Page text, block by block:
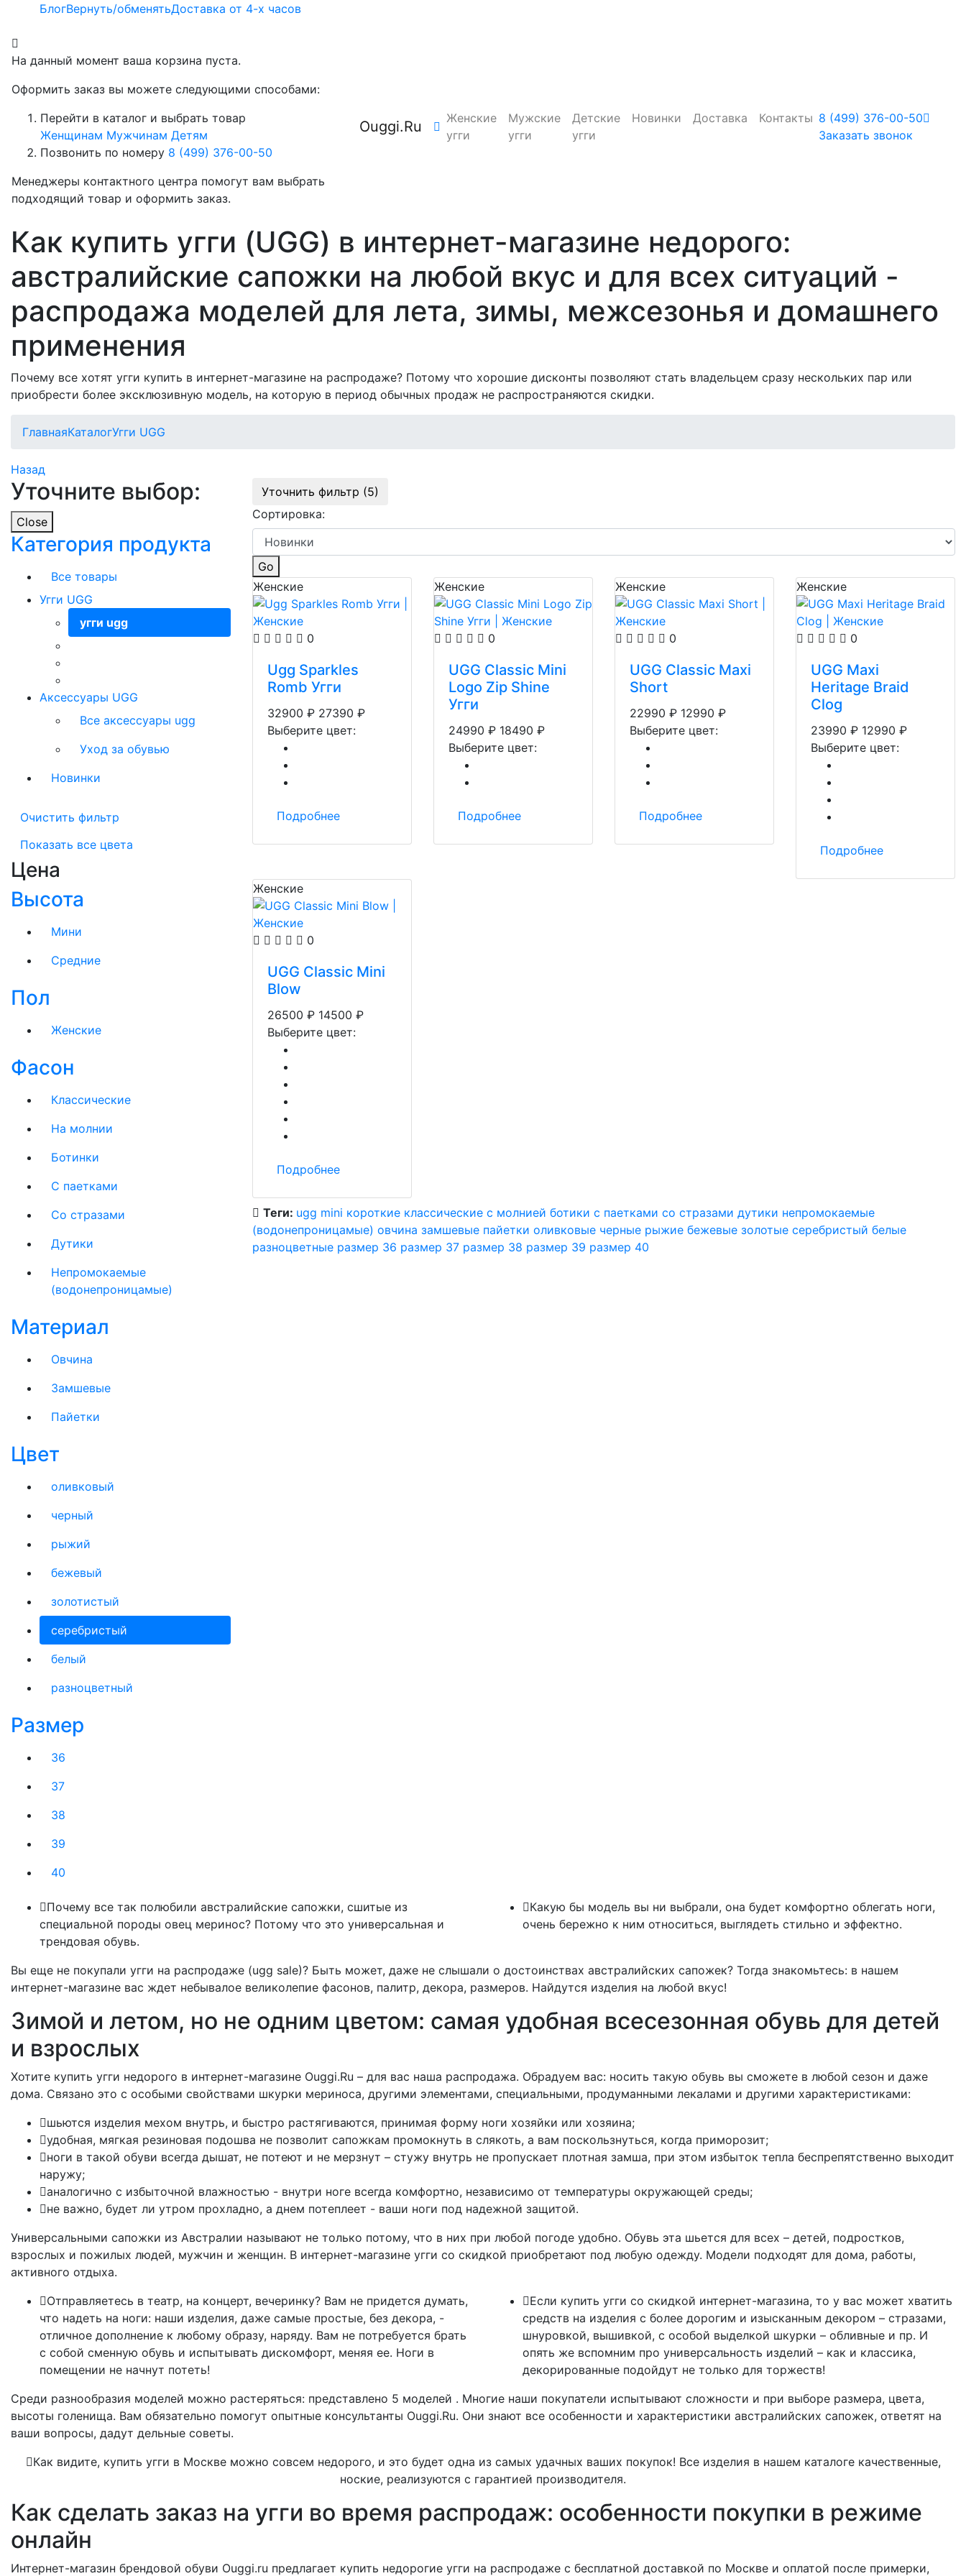
БлогВернуть/обменятьДоставка от 4-х часов
На данный момент ваша корзина пуста.
Оформить заказ вы можете следующими способами:
Перейти в каталог и выбрать товар
Женщинам Мужчинам Детям
Позвонить по номеру 8 (499) 376-00-50
Менеджеры контактного центра помогут вам выбрать
подходящий товар и оформить заказ.
Ouggi.Ru
Женские
угги
Мужские
угги
Детские
угги
Новинки Доставка Контакты 8 (499) 376-00-50
Заказать звонок
Как купить угги (UGG) в интернет-магазине недорого:
австралийские сапожки на любой вкус и для всех ситуаций -
распродажа моделей для лета, зимы, межсезонья и домашнего
применения
Почему все хотят угги купить в интернет-магазине на распродаже? Потому что хорошие дисконты позволяют стать владельцем сразу нескольких пар или
приобрести более эксклюзивную модель, на которую в период обычных продаж не распространяются скидки.
ГлавнаяКаталогУгги UGG
Назад
Уточните выбор:
Close
Категория продукта
Все товары
Угги UGG
угги ugg
Аксессуары UGG
Все аксессуары ugg
Уход за обувью
Новинки
Очистить фильтр
Показать все цвета
Цена
Высота
Мини
Средние
Пол
Женские
Фасон
Классические
На молнии
Ботинки
С паетками
Со стразами
Дутики
Непромокаемые
(водонепроницамые)
Материал
Овчина
Замшевые
Пайетки
Цвет
оливковый
черный
рыжий
бежевый
золотистый
серебристый
белый
разноцветный
Размер
36
37
38
39
40
Уточнить фильтр (5)
Сортировка:
Go
Женские
0
Ugg Sparkles
Romb Угги
32900 ₽ 27390 ₽
Выберите цвет:
Подробнее
Женские
0
UGG Classic Mini
Logo Zip Shine
Угги
24990 ₽ 18490 ₽
Выберите цвет:
Подробнее
Женские
0
UGG Classic Maxi
Short
22990 ₽ 12990 ₽
Выберите цвет:
Подробнее
Женские
0
UGG Maxi
Heritage Braid
Clog
23990 ₽ 12990 ₽
Выберите цвет:
Подробнее
Женские
0
UGG Classic Mini
Blow
26500 ₽ 14500 ₽
Выберите цвет:
Подробнее
Теги: ugg mini короткие классические с молнией ботики с паетками со стразами дутики непромокаемые
(водонепроницамые) овчина замшевые пайетки оливковые черные рыжие бежевые золотые серебристый белые
разноцветные размер 36 размер 37 размер 38 размер 39 размер 40
Почему все так полюбили австралийские сапожки, сшитые из
специальной породы овец меринос? Потому что это универсальная и
трендовая обувь.
Какую бы модель вы ни выбрали, она будет комфортно облегать ноги,
очень бережно к ним относиться, выглядеть стильно и эффектно.
Вы еще не покупали угги на распродаже (ugg sale)? Быть может, даже не слышали о достоинствах австралийских сапожек? Тогда знакомьтесь: в нашем
интернет-магазине вас ждет небывалое великолепие фасонов, палитр, декора, размеров. Найдутся изделия на любой вкус!
Зимой и летом, но не одним цветом: самая удобная всесезонная обувь для детей
и взрослых
Хотите купить угги недорого в интернет-магазине Ouggi.Ru – для вас наша распродажа. Обрадуем вас: носить такую обувь вы сможете в любой сезон и даже
дома. Связано это с особыми свойствами шкурки мериноса, другими элементами, специальными, продуманными лекалами и другими характеристиками:
шьются изделия мехом внутрь, и быстро растягиваются, принимая форму ноги хозяйки или хозяина;
удобная, мягкая резиновая подошва не позволит сапожкам промокнуть в слякоть, а вам поскользнуться, когда приморозит;
ноги в такой обуви всегда дышат, не потеют и не мерзнут – стужу внутрь не пропускает плотная замша, при этом избыток тепла беспрепятственно выходит
наружу;
аналогично с избыточной влажностью - внутри ноге всегда комфортно, независимо от температуры окружающей среды;
не важно, будет ли утром прохладно, а днем потеплеет - ваши ноги под надежной защитой.
Универсальными сапожки из Австралии называют не только потому, что в них при любой погоде удобно. Обувь эта шьется для всех – детей, подростков,
взрослых и пожилых людей, мужчин и женщин. В интернет-магазине угги со скидкой приобретают под любую одежду. Модели подходят для дома, работы,
активного отдыха.
Отправляетесь в театр, на концерт, вечеринку? Вам не придется думать,
что надеть на ноги: наши изделия, даже самые простые, без декора, -
отличное дополнение к любому образу, наряду. Вам не потребуется брать
с собой сменную обувь и испытывать дискомфорт, меняя ее. Ноги в
помещении не начнут потеть!
Если купить угги со скидкой интернет-магазина, то у вас может хватить
средств на изделия с более дорогим и изысканным декором – стразами,
шнуровкой, вышивкой, с особой выделкой шкурки – обливные и пр. И
опять же вспомним про универсальность изделий – как и классика,
декорированные подойдут не только для торжеств!
Среди разнообразия моделей можно растеряться: представлено 5 моделей . Многие наши покупатели испытывают сложности и при выборе размера, цвета,
высоты голенища. Вам обязательно помогут опытные консультанты Ouggi.Ru. Они знают все особенности и характеристики австралийских сапожек, ответят на
ваши вопросы, дадут дельные советы.
Как видите, купить угги в Москве можно совсем недорого, и это будет одна из самых удачных ваших покупок! Все изделия в нашем каталоге качественные,
ноские, реализуются с гарантией производителя.
Как сделать заказ на угги во время распродаж: особенности покупки в режиме
онлайн
Интернет-магазин брендовой обуви Ouggi.ru предлагает купить недорогие угги на распродаже с бесплатной доставкой по Москве и оплатой после примерки,